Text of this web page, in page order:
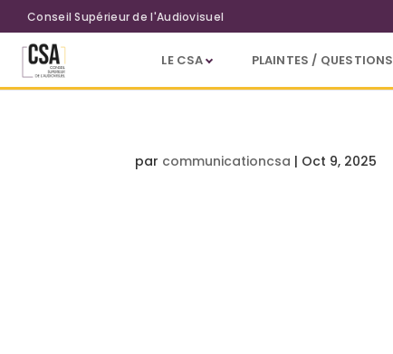
Aller au contenu principal
Conseil Supérieur de l'Audiovisuel
LE CSA PLAINTES / QUESTIONS
par communicationcsa | Oct 9, 2025